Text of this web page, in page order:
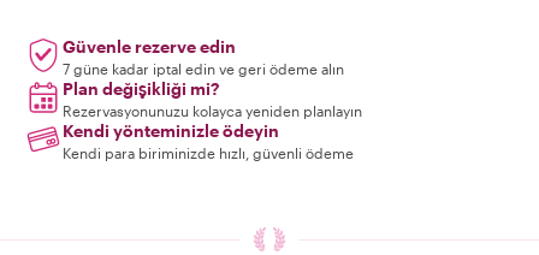
Güvenle rezerve edin
7 güne kadar iptal edin ve geri ödeme alın
Plan değişikliği mi?
Rezervasyonunuzu kolayca yeniden planlayın
Kendi yönteminizle ödeyin
Kendi para biriminizde hızlı, güvenli ödeme